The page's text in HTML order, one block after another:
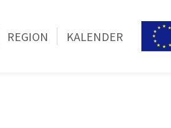
REGION KALENDER